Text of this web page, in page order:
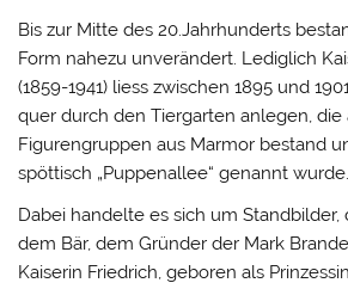
Bis zur Mitte des 20.Jahrhunderts
Form nahezu unverändert. Lediglich
(1859-1941) liess zwischen 1895 und
quer durch den Tiergarten anlegen, die
Figurengruppen aus Marmor bestand
spöttisch „Puppenallee“ genannt wurde.
Dabei handelte es sich um Standbilder,
dem Bär, dem Gründer der Mark
Kaiserin Friedrich, geboren als